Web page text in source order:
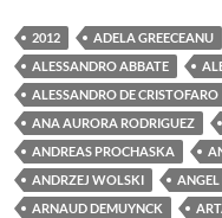
2012 ADELA GREECEANU
ALESSANDRO ABBATE
ALESSANDRO DE CRISTOFARO
ANA AURORA RODRIGUEZ
ANDREAS PROCHASKA
ANDRZEJ WOLSKI
ARNAUD DEMUYNCK